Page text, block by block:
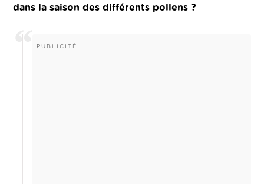
dans la saison des différents pollens ?